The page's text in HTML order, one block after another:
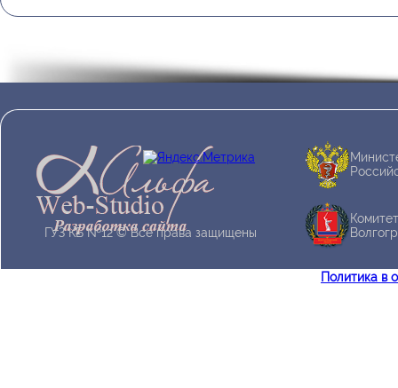
ГУЗ КБ №12 © Все права защищены
Политика в